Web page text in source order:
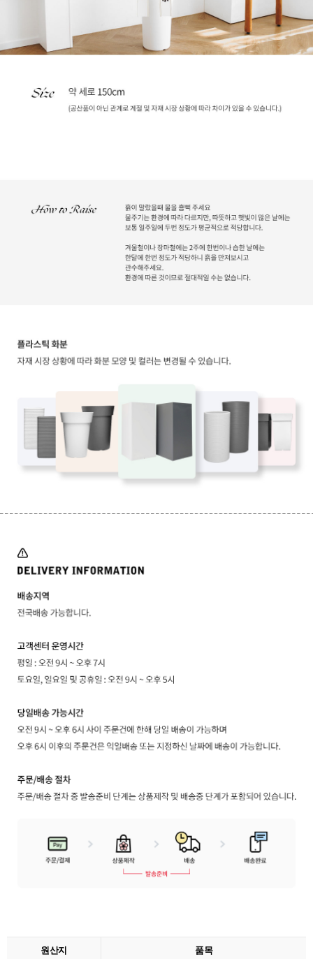
원산지 품목